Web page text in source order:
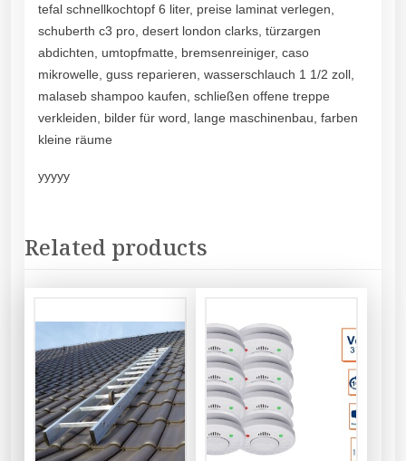
tefal schnellkochtopf 6 liter, preise laminat verlegen,
schuberth c3 pro, desert london clarks, türzargen
abdichten, umtopfmatte, bremsenreiniger, caso
mikrowelle, guss reparieren, wasserschlauch 1 1/2 zoll,
malaseb shampoo kaufen, schließen offene treppe
verkleiden, bilder für word, lange maschinenbau, farben
kleine räume
yyyyy
Related products